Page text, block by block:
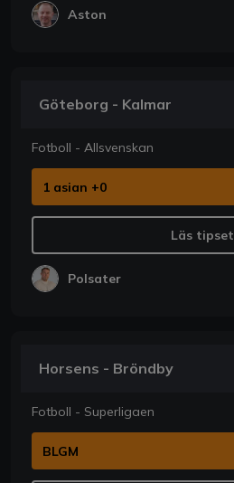
Aston
Göteborg - Kalmar
Fotboll - Allsvenskan
1 asian +0
Läs tipset
Polsater
Horsens - Bröndby
Fotboll - Superligaen
BLGM